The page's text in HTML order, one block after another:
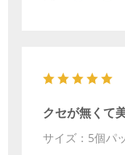
クセが無くて
サイズ：5個パ